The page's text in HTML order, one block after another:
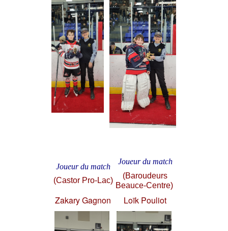
Joueur du match
(Castor Pro-Lac)
Joueur du match
(Baroudeurs
Beauce-Centre)
Zakary Gagnon Loïk Pouliot